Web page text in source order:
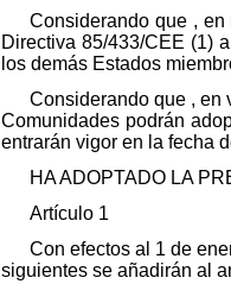
Considerando que ,
Directiva 85/433/CEE (1)
los demás Estados
Considerando que , en
Comunidades podrán
entrarán vigor en la fecha
HA ADOPTADO LA
Artículo 1
Con efectos al 1 de
siguientes se añadirán al